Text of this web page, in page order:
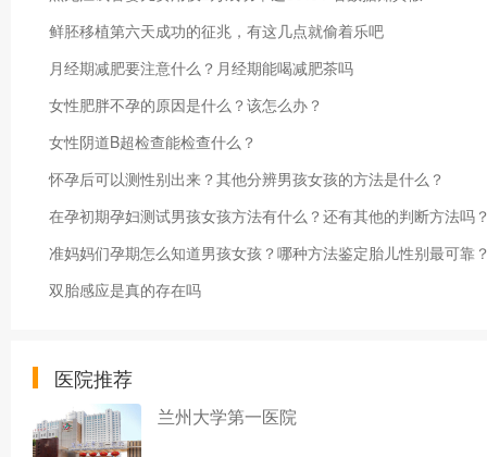
鲜胚移植第六天成功的征兆，有这几点就偷着乐吧
月经期减肥要注意什么？月经期能喝减肥茶吗
女性肥胖不孕的原因是什么？该怎么办？
女性阴道B超检查能检查什么？
怀孕后可以测性别出来？其他分辨男孩女孩的方法是什么？
在孕初期孕妇测试男孩女孩方法有什么？还有其他的判断方法吗
准妈妈们孕期怎么知道男孩女孩？哪种方法鉴定胎儿性别最可靠
双胎感应是真的存在吗
医院推荐
兰州大学第一医院